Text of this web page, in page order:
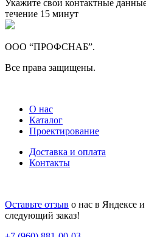
Укажите свои контактные
течение 15 минут
ООО “ПРОФСНАБ”.
Все права защищены.
О нас
Каталог
Проектирование
Доставка и оплата
Контакты
Оставьте отзыв о нас в Яндексе
следующий заказ!